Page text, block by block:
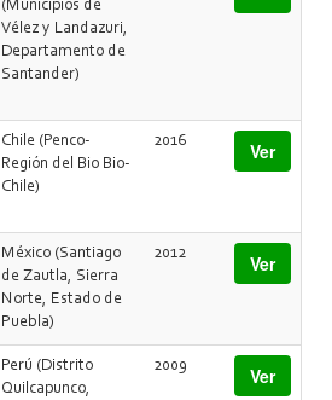
(Municipios de
Vélez y Landazuri,
Departamento de
Santander)
Chile (Penco-
Región del Bio Bio-
Chile)
2016 Ver
México (Santiago
de Zautla, Sierra
Norte, Estado de
Puebla)
2012 Ver
Perú (Distrito
Quilcapunco,
2009 Ver